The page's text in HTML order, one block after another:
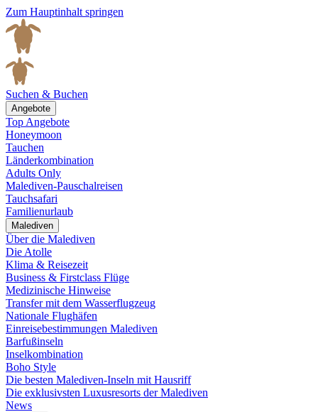
Zum Hauptinhalt springen
Suchen & Buchen
Angebote
Top Angebote
Honeymoon
Tauchen
Länderkombination
Adults Only
Malediven-Pauschalreisen
Tauchsafari
Familienurlaub
Malediven
Über die Malediven
Die Atolle
Klima & Reisezeit
Business & Firstclass Flüge
Medizinische Hinweise
Transfer mit dem Wasserflugzeug
Nationale Flughäfen
Einreisebestimmungen Malediven
Barfußinseln
Inselkombination
Boho Style
Die besten Malediven-Inseln mit Hausriff
Die exklusivsten Luxusresorts der Malediven
News